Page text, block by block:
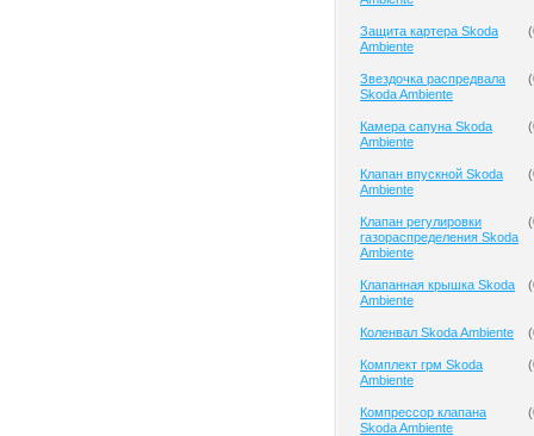
Защита картера Skoda
Ambiente
(
Звездочка распредвала
Skoda Ambiente
(
Камера сапуна Skoda
Ambiente
(
Клапан впускной Skoda
Ambiente
(
Клапан регулировки
газораспределения Skoda
Ambiente
(
Клапанная крышка Skoda
Ambiente
(
Коленвал Skoda Ambiente (
Комплект грм Skoda
Ambiente
(
Компрессор клапана
Skoda Ambiente
(